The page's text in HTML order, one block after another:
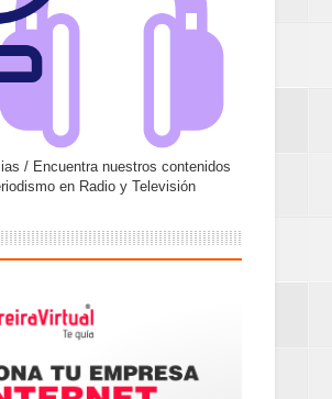
/ Encuentra nuestros contenidos
en Radio y Televisión